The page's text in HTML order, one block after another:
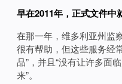
早在2011年，正式文件中
在那一年，维多利亚州监
很有帮助，但这些服务经
品”，并且“没有让许多面
来”。